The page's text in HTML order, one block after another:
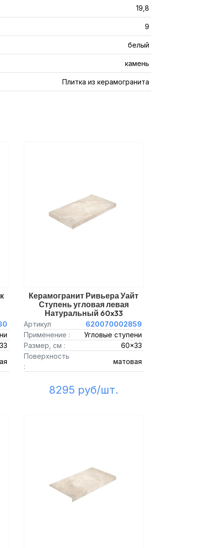
19,8
9
белый
камень
Плитка из керамогранита
Керамогранит Ривьера Уайт
Ступень угловая левая
Натуральный 60x33
Артикул
620070002859
Применение :
Угловые ступени
Размер, см :
60x33
Поверхность
:
матовая
8295 руб/шт.